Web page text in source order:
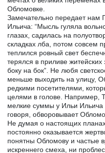
Обломовке.
Замечательно передает нам
Ильича: “Мысль гуляла
глазах, садилась на
складках лба, потом совсем
теплился ровный свет
терялся в приливе
боку на бок”. Не любя
меньше выходить на улицу,
редкими посетителями,
целями в голове. Например,
мелкие суммы у Ильи
говоря, обворовывает
Не думая о настоящих
постоянно оказывается
понятны Обломову и частые
искреннего смеха, ни